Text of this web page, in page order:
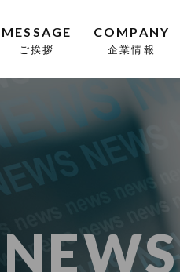
MESSAGE
ご挨拶
COMPANY
企業情報
NEWS